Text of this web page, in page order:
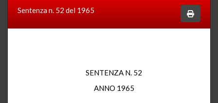
Sentenza n. 52 del 1965
SENTENZA N. 52
ANNO 1965